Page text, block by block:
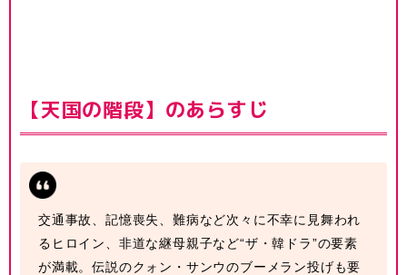
【天国の階段】のあらすじ
交通事故、記憶喪失、難病など次々に不幸に見舞われ
るヒロイン、非道な継母親子など“ザ・韓ドラ”の要素
が満載。伝説のクォン・サンウのブーメラン投げも要